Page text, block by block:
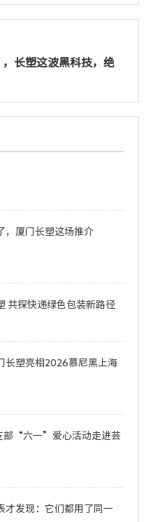
长塑这波黑科技，绝
，厦门长塑这场推介
共探快递绿色包装新路径
长塑亮相2026慕尼黑上海
部“六一”爱心活动走进芸
才发现：它们都用了同一